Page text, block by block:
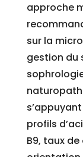
approche
sur la
gestion du
profils
B9, taux